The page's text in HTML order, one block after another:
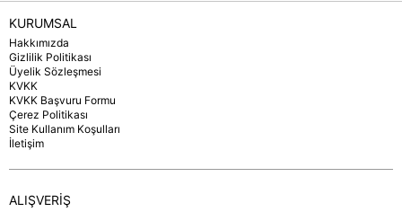
KURUMSAL
Hakkımızda
Gizlilik Politikası
Üyelik Sözleşmesi
KVKK
KVKK Başvuru Formu
Çerez Politikası
Site Kullanım Koşulları
İletişim
ALIŞVERİŞ